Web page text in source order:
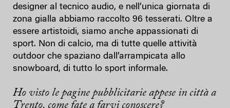
designer al tecnico audio, e nell’unica giornata di
zona gialla abbiamo raccolto 96 tesserati. Oltre a
essere artistoidi, siamo anche appassionati di
sport. Non di calcio, ma di tutte quelle attività
outdoor che spaziano dall’arrampicata allo
snowboard, di tutto lo sport informale.
Ho visto le pagine pubblicitarie appese in città a
Trento, come fate a farvi conoscere?